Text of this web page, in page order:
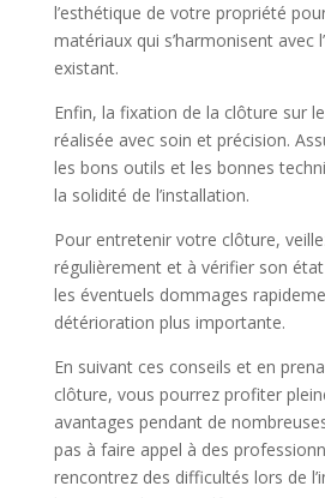
l’esthétique de votre propriété
matériaux qui s’harmonisent avec
existant.
Enfin, la fixation de la clôture sur
réalisée avec soin et précision.
les bons outils et les bonnes
la solidité de l’installation.
Pour entretenir votre clôture,
régulièrement et à vérifier son
les éventuels dommages
détérioration plus importante.
En suivant ces conseils et en
clôture, vous pourrez profiter
avantages pendant de
pas à faire appel à des
rencontrez des difficultés lors de